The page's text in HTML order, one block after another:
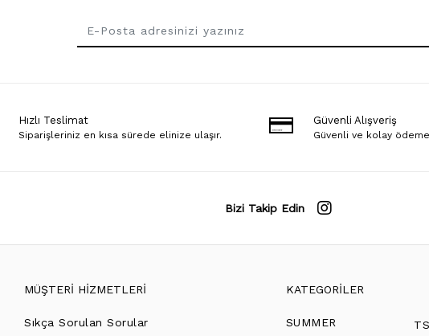
Hızlı Teslimat
Siparişleriniz en kısa sürede elinize ulaşır.
Güvenli Alışveriş
Güvenli ve kolay
Bizi Takip Edin
MÜŞTERİ HİZMETLERİ
Sıkça Sorulan Sorular
KATEGORİLER
SUMMER